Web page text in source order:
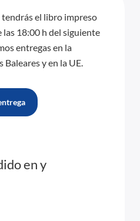
el libro impreso
las 18:00 h del siguiente
entregas en la
Baleares y en la UE.
eny